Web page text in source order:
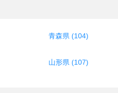
青森県 (104)
山形県 (107)